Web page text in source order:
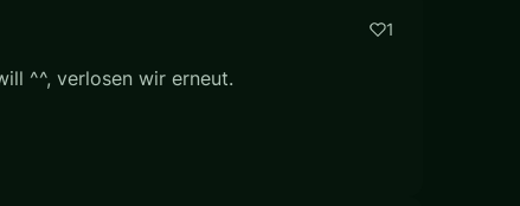
1
^^, verlosen wir erneut.